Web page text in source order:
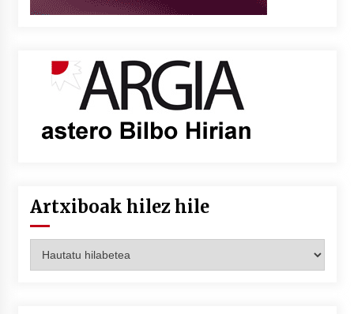
Artxiboak hilez hile
hilez